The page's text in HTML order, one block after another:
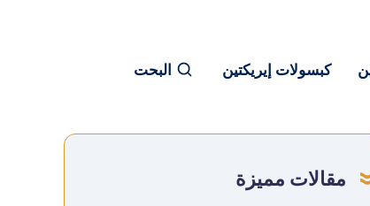
كبسولات إيريكتين البحت
مقالات مميزة